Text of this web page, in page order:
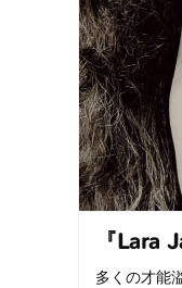
『Lara
多くの才能